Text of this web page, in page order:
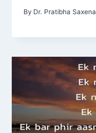
By Dr. Pratibha Saxena